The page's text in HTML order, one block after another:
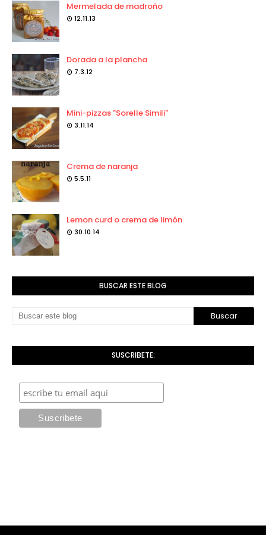
Mermelada de madroño
12.11.13
Dorada a la plancha
7.3.12
Mini-pizzas "Sorelle Simili"
3.11.14
Crema de naranja
5.5.11
Lemon curd o crema de limón
30.10.14
BUSCAR ESTE BLOG
SUSCRIBETE: